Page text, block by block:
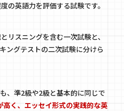
の英語力を評価する試験です。
リスニングを含む一次試験と、
ングテストの二次試験に分けら
、準2級や2級と基本的に同じで
高く、エッセイ形式の実践的な英